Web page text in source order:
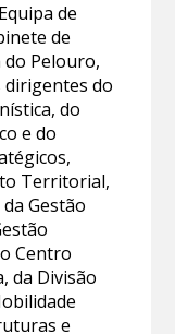
de
de
do Pelouro,
dirigentes do
do
e do
Territorial,
Gestão
Centro
da Divisão
e